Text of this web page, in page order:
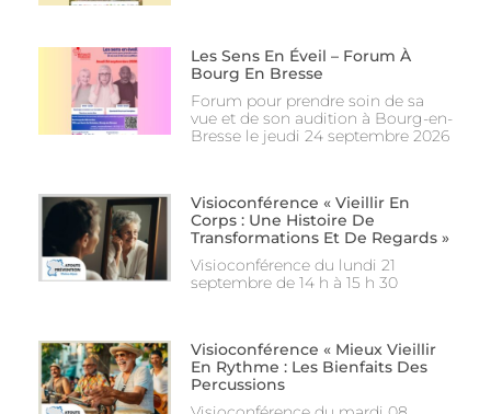
Les Sens En Éveil – Forum À
Bourg En Bresse
Forum pour prendre soin de sa
vue et de son audition à Bourg-en-
Bresse le jeudi 24 septembre 2026
Visioconférence « Vieillir En
Corps : Une Histoire De
Transformations Et De Regards »
Visioconférence du lundi 21
septembre de 14 h à 15 h 30
Visioconférence « Mieux Vieillir
En Rythme : Les Bienfaits Des
Percussions